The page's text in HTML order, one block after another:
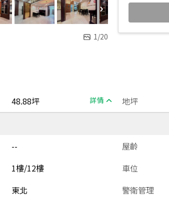
1/20
48.88坪 詳情 地坪
-- 屋齡
1樓/12樓 車位
東北 警衛管理